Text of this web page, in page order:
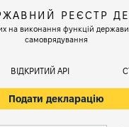
РЕЄСТР
на виконання функцій держави
самоврядування
ВІДКРИТИЙ АРІ
Подати декларацію